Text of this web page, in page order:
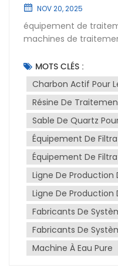
NOV 20, 2025
équipement de
machines de
éliminer les impuretés
la rendant ainsi
temps, les matériaux
sable de quartz, le
échangeuses d'ions)
efficacité. Il est donc
régulièrement pour
système de
en détail comment
charbon actif et les
traitement
sable de quartz est
multimédias pour
suspension et les
charbon actif est un
efficacement les
MOTS CLÉS :
Charbon Actif Pour
Résine De
Sable De Quartz
Équipement De
Équipement De
Ligne De Production
Ligne De Production
Fabricants De
Fabricants De
Machine À Eau Pure